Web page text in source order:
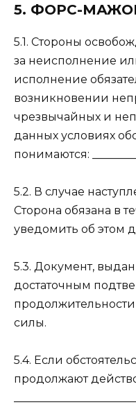
5. ФОРС-
5.1. Стороны
за неисполнение
исполнение
возникновении
чрезвычайных и
данных условиях
понимаются:
5.2. В случае
Сторона обязана в
уведомить об этом
5.3. Документ,
достаточным
силы.
5.4. Если
продолжают